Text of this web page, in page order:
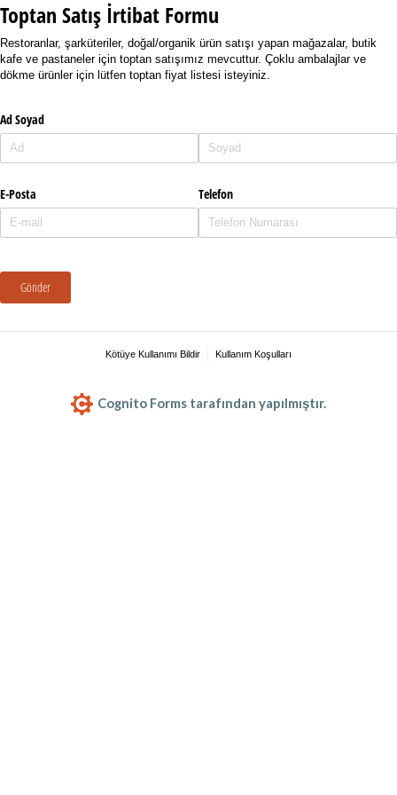
Toptan Satış İrtibat Formu
Restoranlar, şarküteriler, doğal/organik ürün satışı yapan mağazalar, butik
kafe ve pastaneler için toptan satışımız mevcuttur. Çoklu ambalajlar ve
dökme ürünler için lütfen toptan fiyat listesi isteyiniz.
Ad Soyad
E-Posta Telefon
Gönder
Kötüye Kullanımı Bildir Kullanım Koşulları
Cognito Forms tarafından yapılmıştır.